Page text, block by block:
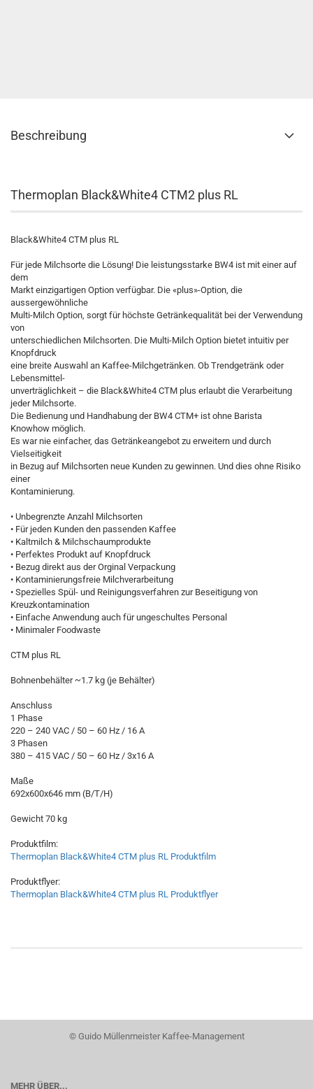
Beschreibung
Thermoplan Black&White4 CTM2 plus RL
Black&White4 CTM plus RL
Für jede Milchsorte die Lösung! Die leistungsstarke BW4 ist mit einer auf
dem
Markt einzigartigen Option verfügbar. Die «plus»-Option, die
aussergewöhnliche
Multi-Milch Option, sorgt für höchste Getränkequalität bei der Verwendung
von
unterschiedlichen Milchsorten. Die Multi-Milch Option bietet intuitiv per
Knopfdruck
eine breite Auswahl an Kaffee-Milchgetränken. Ob Trendgetränk oder
Lebensmittel-
unverträglichkeit – die Black&White4 CTM plus erlaubt die Verarbeitung
jeder Milchsorte.
Die Bedienung und Handhabung der BW4 CTM+ ist ohne Barista
Knowhow möglich.
Es war nie einfacher, das Getränkeangebot zu erweitern und durch
Vielseitigkeit
in Bezug auf Milchsorten neue Kunden zu gewinnen. Und dies ohne Risiko
einer
Kontaminierung.
• Unbegrenzte Anzahl Milchsorten
• Für jeden Kunden den passenden Kaffee
• Kaltmilch & Milchschaumprodukte
• Perfektes Produkt auf Knopfdruck
• Bezug direkt aus der Orginal Verpackung
• Kontaminierungsfreie Milchverarbeitung
• Spezielles Spül- und Reinigungsverfahren zur Beseitigung von
Kreuzkontamination
• Einfache Anwendung auch für ungeschultes Personal
• Minimaler Foodwaste
CTM plus RL
Bohnenbehälter ~1.7 kg (je Behälter)
Anschluss
1 Phase
220 – 240 VAC / 50 – 60 Hz / 16 A
3 Phasen
380 – 415 VAC / 50 – 60 Hz / 3x16 A
Maße
692x600x646 mm (B/T/H)
Gewicht 70 kg
Produktfilm:
Thermoplan Black&White4 CTM plus RL Produktfilm
Produktflyer:
Thermoplan Black&White4 CTM plus RL Produktflyer
© Guido Müllenmeister Kaffee-Management
MEHR ÜBER...